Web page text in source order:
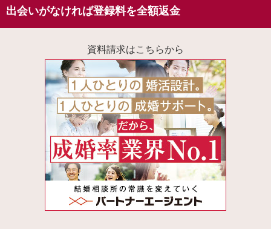
出会いがなければ登録料を全額返金
資料請求はこちらから